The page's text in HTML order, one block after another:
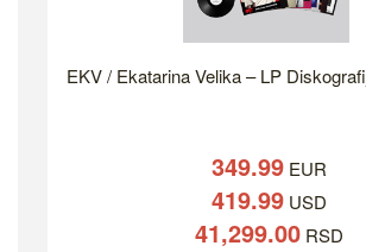
EKV / Ekatarina Velika – LP
349.99 EUR
419.99 USD
41,299.00 RSD